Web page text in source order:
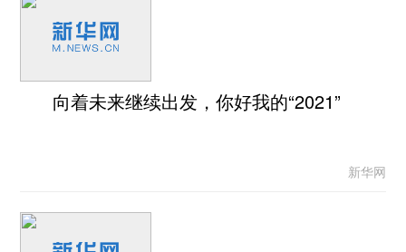
向着未来继续出发，你好我的“2021”
新华网